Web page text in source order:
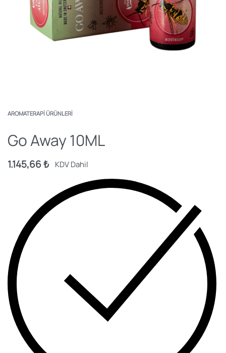
AROMATERAPI ÜRÜNLERI
Go Away 10ML
1.145,66₺ KDV Dahil